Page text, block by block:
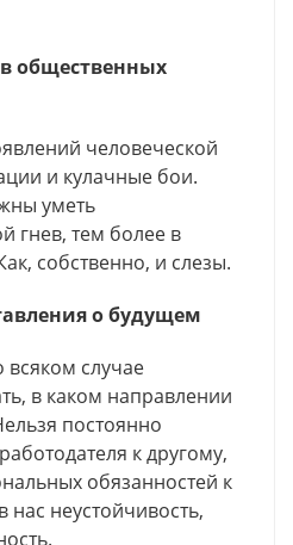
общественных
человеческой
и кулачные бои.
уметь
гнев, тем более в
собственно, и слезы.
о будущем
случае
в каком направлении
постоянно
к другому,
обязанностей к
нас неустойчивость,